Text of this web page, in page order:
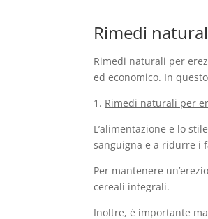
Rimedi
Rimedi naturali per
ed economico. In
1. Rimedi naturali per
L’alimentazione e lo
sanguigna e a ridurre i
Per mantenere
cereali integrali.
Inoltre, è importante